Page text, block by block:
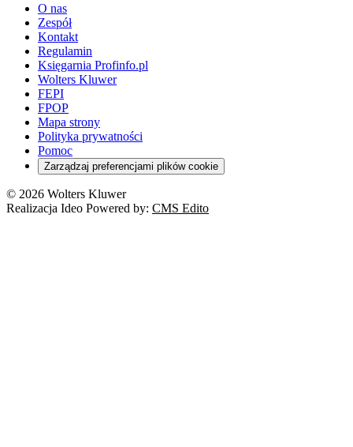
O nas
Zespół
Kontakt
Regulamin
Księgarnia Profinfo.pl
Wolters Kluwer
FEPI
FPOP
Mapa strony
Polityka prywatności
Pomoc
Zarządzaj preferencjami plików cookie
© 2026 Wolters Kluwer
Realizacja Ideo Powered by: CMS Edito